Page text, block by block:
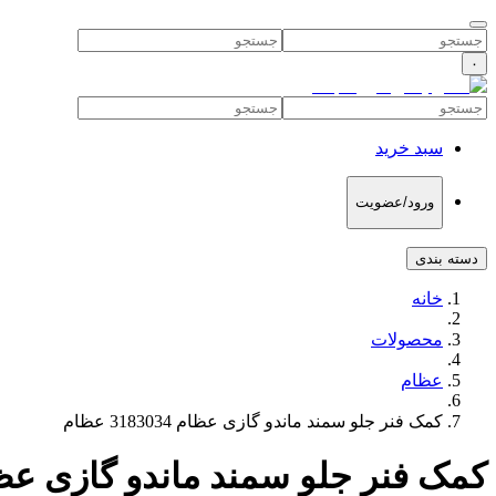
۰
سبد خرید
ورود/عضویت
دسته بندی
خانه
محصولات
عظام
کمک فنر جلو سمند ماندو گازی عظام 3183034 عظام
کمک فنر جلو سمند ماندو گازی عظام